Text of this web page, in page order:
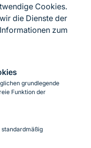
Cookies.
die Dienste der
zum
grundlegende
Funktion der